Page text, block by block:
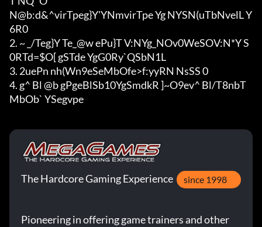
N@b:d&^virTpeg}Y'YNmvirTpe Yg NYSN(uTbNvelL Y
6R0
2. ~ _/Teg}Y Te_@w ePu}T V:NYg_NOv0WeSOV:N*Y S
0RTd=$O[ gSTde YgG0Ry`QSbN1L
3. 2uePn nh(Wn9eSeMbOfe>f:yyRN NsSS 0
4. g^ Bl @b gPgeBlSb10YgSmdkR ]~O9ev^ Bl/T8nbT
MbOb` YSegvpe
The Hardcore Gaming Experience since 1998
Pioneering in offering game trainers and other